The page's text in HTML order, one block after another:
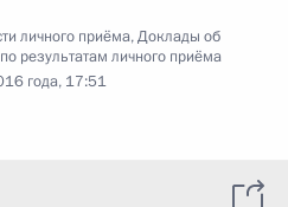
личного приёма,Доклады об
результатам личного приёма
года, 17:51